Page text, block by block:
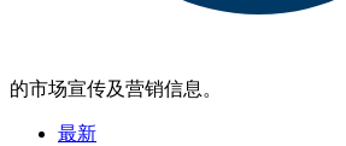
的市场宣传及营销信息。
最新